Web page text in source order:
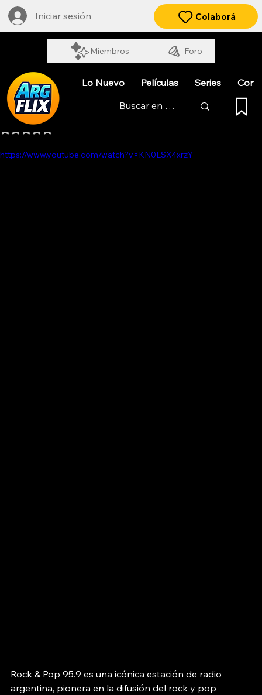
Iniciar sesión
Miembros Foro
Colaborá
Lo Nuevo Películas Series
ROCK AND POP (EN VIVO)
Obtuvo NaN de 5 estrellas.
https://www.youtube.com/watch?v=KN0LSX4xrzY
Rock & Pop 95.9 es una icónica estación de radio
argentina, pionera en la difusión del rock y pop